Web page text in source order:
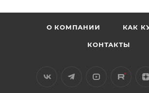
О КОМПАНИИ КАК
КОНТАКТЫ